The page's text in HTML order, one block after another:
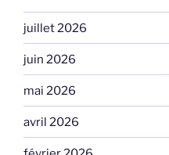
juillet 2026
juin 2026
mai 2026
avril 2026